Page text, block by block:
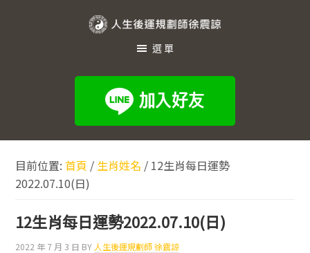
規
師
徐
震
諒
選單
目前位置:首頁 / 生肖姓名 / 12生肖每日運勢
2022.07.10(日)
12生肖每日運勢2022.07.10(日)
2022 年 7 月 3 日 BY 人生後運規劃師 徐震諒